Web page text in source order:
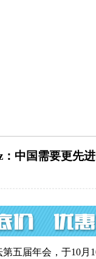
：中国需要更先
五届年会，于10